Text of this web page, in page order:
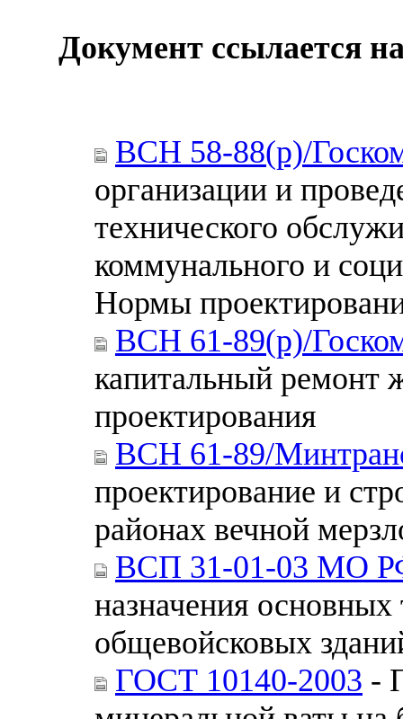
Документ ссылается
ВСН 58-88(р)/
организации и
технического
коммунального и
Нормы
ВСН 61-89(р)/
капитальный
проектирования
ВСН 61-89/
проектирование и
районах вечной
ВСП 31-01-03 МО
назначения основных
общевойсковых
ГОСТ 10140-2003 -